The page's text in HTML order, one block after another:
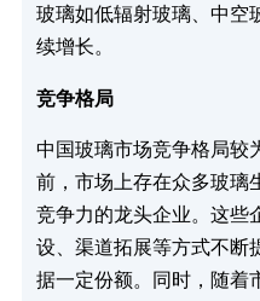
玻璃如低辐射玻璃、中空
续增长。
竞争格局
中国玻璃市场竞争格局较
前，市场上存在众多玻璃
竞争力的龙头企业。这些
设、渠道拓展等方式不断
据一定份额。同时，随着